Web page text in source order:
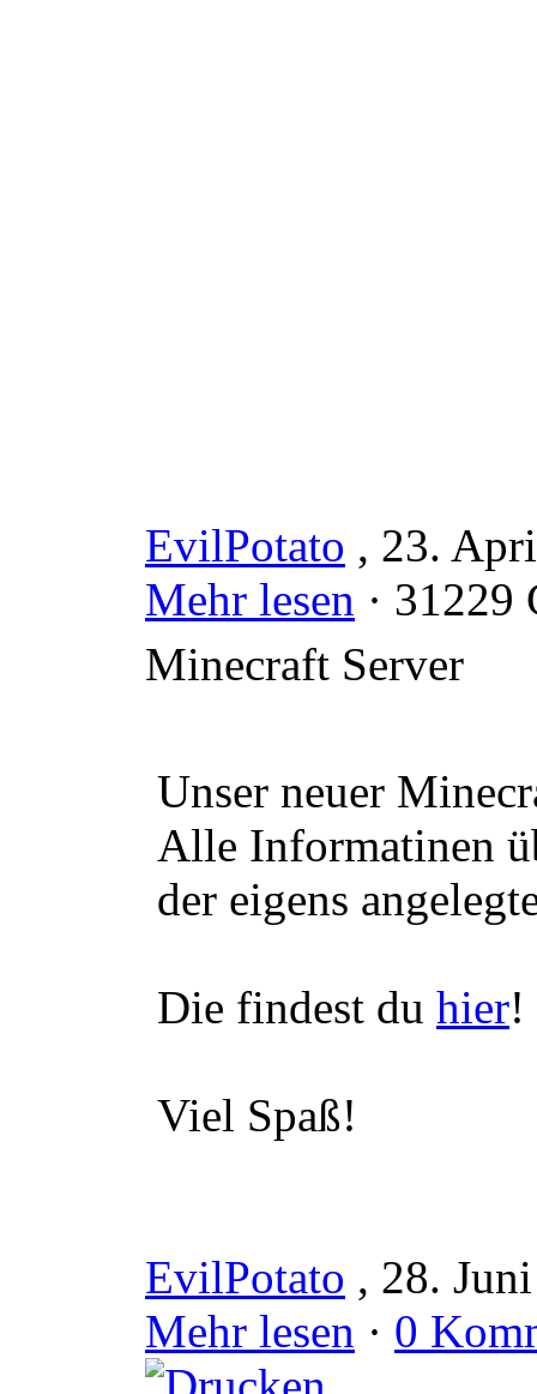
EvilPotato , 23.
Mehr lesen · 31229
Minecraft Server
Unser neuer
Alle Informatinen
der eigens
Die findest du hier!
Viel Spaß!
EvilPotato , 28.
Mehr lesen · 0